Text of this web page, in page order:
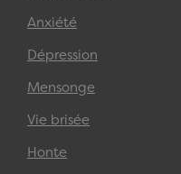
Anxiété
Dépression
Mensonge
Vie brisée
Honte